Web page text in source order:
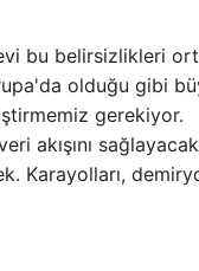
bu belirsizlikleri
olduğu gibi
gerekiyor.
akışını
Karayolları,